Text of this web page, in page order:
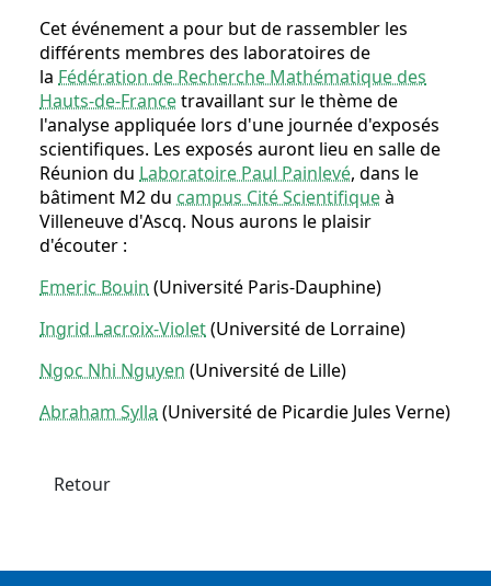
Cet événement a pour but de rassembler les
différents membres des laboratoires de
la Fédération de Recherche Mathématique des
Hauts-de-Francetravaillant sur le thème de
l'analyse appliquée lors d'une journée d'exposés
scientifiques. Les exposés auront lieu en salle de
Réunion du Laboratoire Paul Painlevé, dans le
bâtiment M2 du campus Cité Scientifiqueà
Villeneuve d'Ascq. Nous aurons le plaisir
d'écouter :
Emeric Bouin (Université Paris-Dauphine)
Ingrid Lacroix-Violet(Université de Lorraine)
Ngoc Nhi Nguyen (Université de Lille)
Abraham Sylla (Université de Picardie Jules Verne)
Retour